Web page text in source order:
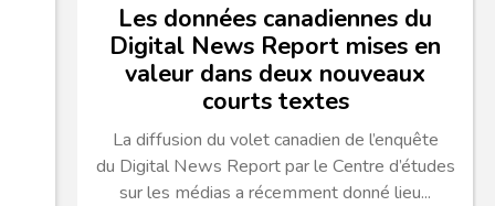
Les données canadiennes du
Digital News Report mises en
valeur dans deux nouveaux
courts textes
La diffusion du volet canadien de l’enquête
du Digital News Report par le Centre d’études
sur les médias a récemment donné lieu...